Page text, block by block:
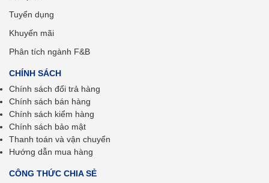
Tuyển dụng
Khuyến mãi
Phân tích ngành F&B
CHÍNH SÁCH
Chính sách đổi trả hàng
Chính sách bán hàng
Chính sách kiểm hàng
Chính sách bảo mật
Thanh toán và vận chuyển
Hướng dẫn mua hàng
CÔNG THỨC CHIA SẺ